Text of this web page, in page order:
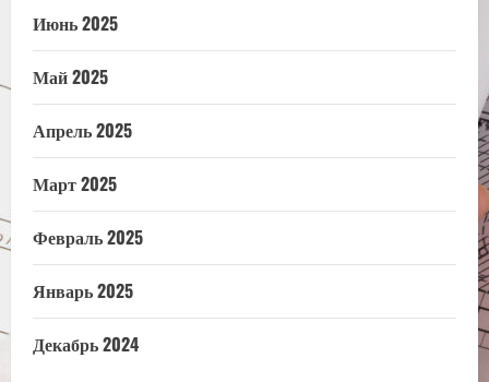
Июнь 2025
Май 2025
Апрель 2025
Март 2025
Февраль 2025
Январь 2025
Декабрь 2024